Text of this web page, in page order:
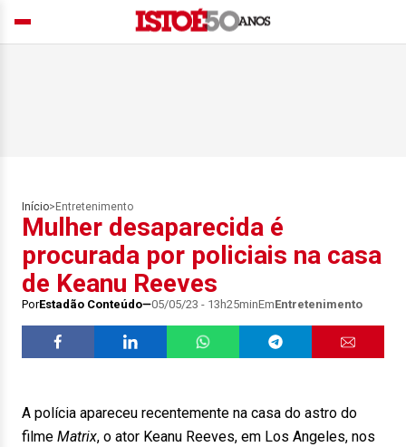
Início> Entretenimento
Mulher desaparecida é
procurada por policiais na casa
de Keanu Reeves
PorEstadão Conteúdo 05/05/23 - 13h25minEmEntretenimento
A polícia apareceu recentemente na casa do astro do
filme Matrix, o ator Keanu Reeves, em Los Angeles, nos